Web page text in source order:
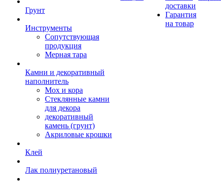
Грунт
Инструменты
Сопутствующая
продукция
Мерная тара
Камни и декоративный
наполнитель
Мох и кора
Стеклянные камни
для декора
декоративный
камень (грунт)
Акриловые крошки
Клей
Лак полиуретановый
доставки
Гарантия
на товар